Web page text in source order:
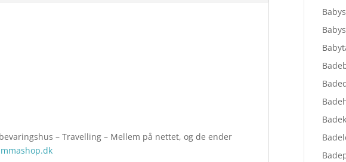
– Travelling – Mellem på nettet, og de ender